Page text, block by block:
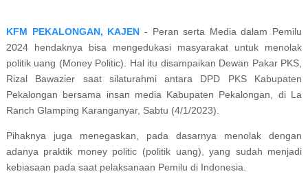
KFM PEKALONGAN, KAJEN - Peran serta Media dalam Pemilu
2024 hendaknya bisa mengedukasi masyarakat untuk menolak
politik uang (Money Politic). Hal itu disampaikan Dewan Pakar PKS,
Rizal Bawazier saat silaturahmi antara DPD PKS Kabupaten
Pekalongan bersama insan media Kabupaten Pekalongan, di La
Ranch Glamping Karanganyar, Sabtu (4/1/2023).
Pihaknya juga menegaskan, pada dasarnya menolak dengan
adanya praktik money politic (politik uang), yang sudah menjadi
kebiasaan pada saat pelaksanaan Pemilu di Indonesia.